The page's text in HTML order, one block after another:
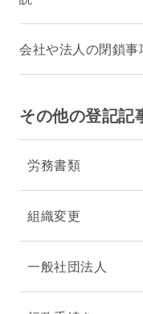
会社や法人の閉鎖事
その他の登記記
労務書類
組織変更
一般社団法人